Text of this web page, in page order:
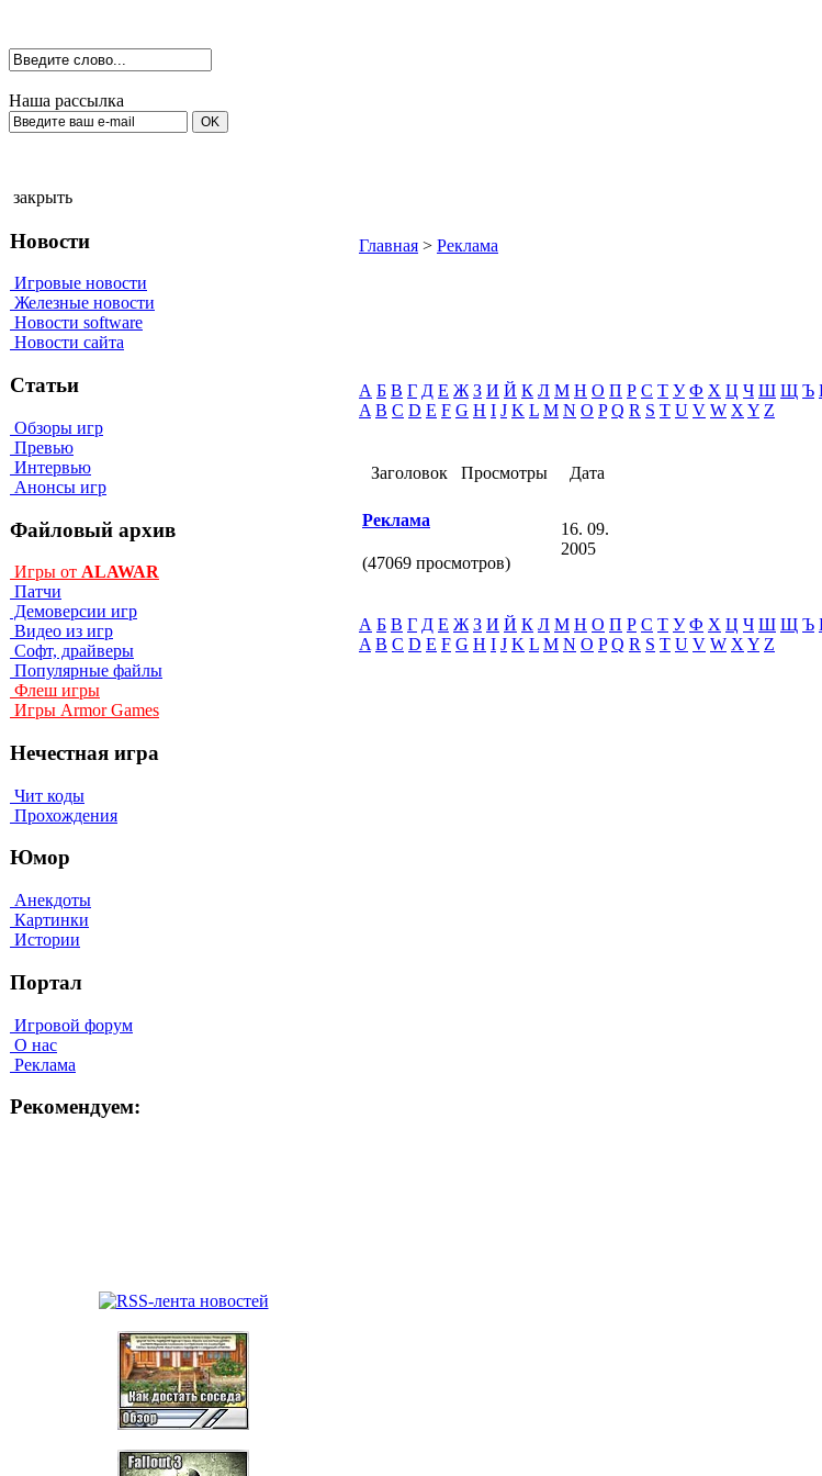
Наша рассылка
закрыть
Новости
Игровые новости
Железные новости
Новости software
Новости сайта
Статьи
Обзоры игр
Превью
Интервью
Анонсы игр
Файловый архив
Игры от ALAWAR
Патчи
Демоверсии игр
Видео из игр
Софт, драйверы
Популярные файлы
Флеш игры
Игры Armor Games
Нечестная игра
Чит коды
Прохождения
Юмор
Анекдоты
Картинки
Истории
Портал
Игровой форум
О нас
Реклама
Рекомендуем:
Главная > Реклама
А Б В Г Д Е Ж З И Й К Л М Н О П Р С Т У Ф Х Ц Ч Ш Щ Ъ
A B C D E F G H I J K L M N O P Q R S T U V W X Y Z
Заголовок Просмотры Дата
Реклама
(47069 просмотров)
16. 09.
2005
А Б В Г Д Е Ж З И Й К Л М Н О П Р С Т У Ф Х Ц Ч Ш Щ Ъ
A B C D E F G H I J K L M N O P Q R S T U V W X Y Z